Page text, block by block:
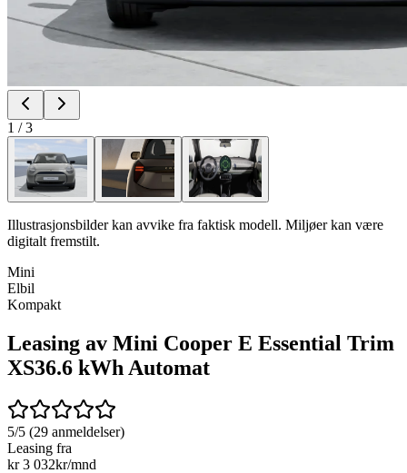
1 /3
Illustrasjonsbilder kan avvike fra faktisk modell. Miljøer kan være
digitalt fremstilt.
Mini
Elbil
Kompakt
Leasing av Mini Cooper E Essential Trim
XS36.6 kWh Automat
5/5 (29 anmeldelser)
Leasing fra
kr 3 032kr/mnd